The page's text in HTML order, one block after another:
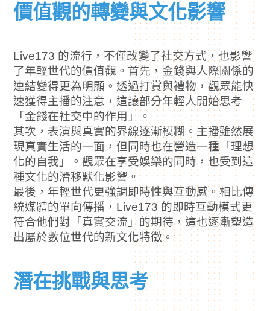
價值觀的轉變與文化影響
Live173 的流行，不僅改變了社交方式，也影響
了年輕世代的價值觀。首先，金錢與人際關係的
連結變得更為明顯。透過打賞與禮物，觀眾能快
速獲得主播的注意，這讓部分年輕人開始思考
「金錢在社交中的作用」。
其次，表演與真實的界線逐漸模糊。主播雖然展
現真實生活的一面，但同時也在營造一種「理想
化的自我」。觀眾在享受娛樂的同時，也受到這
種文化的潛移默化影響。
最後，年輕世代更強調即時性與互動感。相比傳
統媒體的單向傳播，Live173 的即時互動模式更
符合他們對「真實交流」的期待，這也逐漸塑造
出屬於數位世代的新文化特徵。
潛在挑戰與思考